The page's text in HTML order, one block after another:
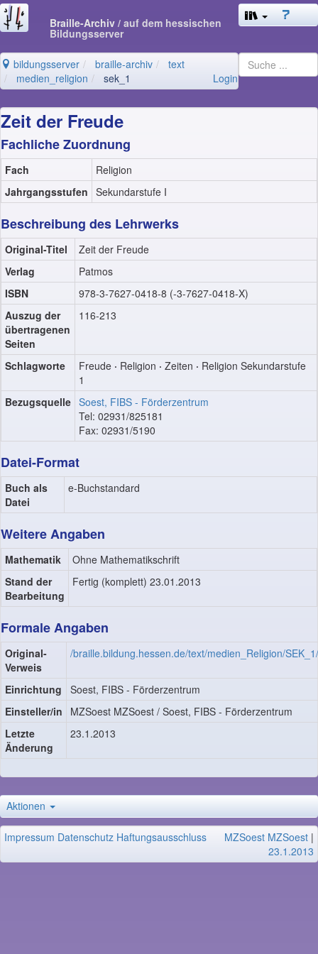
Braille-Archiv / auf dem hessischen
Bildungsserver
bildungsserver braille-archiv
text
medien_religion
sek_1 Login
Zeit der Freude
Fachliche Zuordnung
Fach
Religion
Jahrgangsstufen Sekundarstufe I
Beschreibung des Lehrwerks
Original-Titel
Zeit der Freude
Verlag
Patmos
ISBN
978-3-7627-0418-8 (-3-7627-0418-X)
Auszug der
übertragenen
Seiten
116-213
Schlagworte Freude · Religion · Zeiten · Religion Sekundarstufe
1
Bezugsquelle Soest, FIBS - Förderzentrum
Tel: 02931/825181
Fax: 02931/5190
Datei-Format
Buch als
Datei
e-Buchstandard
Weitere Angaben
Mathematik
Ohne Mathematikschrift
Stand der
Bearbeitung
Fertig (komplett) 23.01.2013
Formale Angaben
Original-
Verweis
/braille.bildung.hessen.de/text/medien_Religion/
Einrichtung
Soest, FIBS - Förderzentrum
Einsteller/in
MZSoest MZSoest / Soest, FIBS - Förderzentrum
Letzte
Änderung
23.1.2013
Aktionen
Impressum Datenschutz Haftungsausschluss MZSoest MZSoest |
23.1.2013